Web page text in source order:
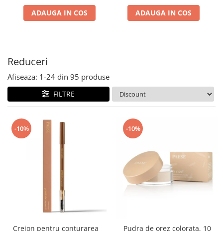
ADAUGA IN COS ADAUGA IN COS
Reduceri
Afiseaza: 1-24 din 95 produse
FILTRE
-10%
Creion pentru conturarea
-10%
Pudra de orez colorata, 10